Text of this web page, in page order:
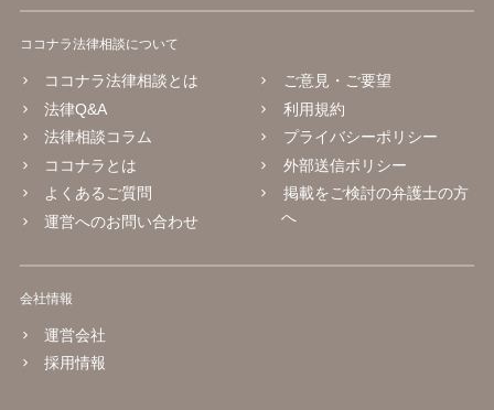
ココナラ法律相談について
ココナラ法律相談とは
法律Q&A
法律相談コラム
ココナラとは
よくあるご質問
運営へのお問い合わせ
ご意見・ご要望
利用規約
プライバシーポリシー
外部送信ポリシー
掲載をご検討の弁護士の方
へ
会社情報
運営会社
採用情報